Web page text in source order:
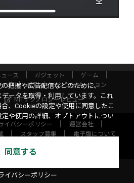
ース ガジェット
ゲーム
プ ICT
インフォメーション
MITテクノロジーレビュー
イバシーポリシー
運営会社
スタッフ募集
電子版について
Research Laboratories, Inc. 2026
把握や広告配信などのために、
ータを取得・利用しています。これ
、Cookieの設定や使用に同意したこ
や使用の詳細、オプトアウトについ
同意する
イバシーポリシー